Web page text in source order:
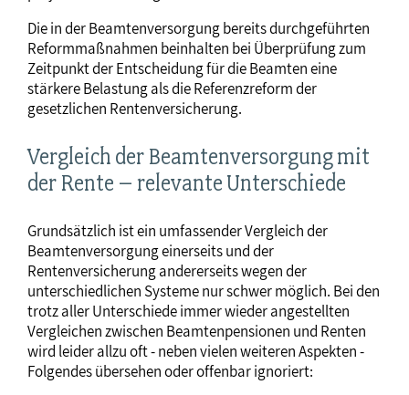
Die in der Beamtenversorgung bereits durchgeführten
Reformmaßnahmen beinhalten bei Überprüfung zum
Zeitpunkt der Entscheidung für die Beamten eine
stärkere Belastung als die Referenzreform der
gesetzlichen Rentenversicherung.
Vergleich der Beamtenversorgung mit
der Rente – relevante Unterschiede
Grundsätzlich ist ein umfassender Vergleich der
Beamtenversorgung einerseits und der
Rentenversicherung andererseits wegen der
unterschiedlichen Systeme nur schwer möglich. Bei den
trotz aller Unterschiede immer wieder angestellten
Vergleichen zwischen Beamtenpensionen und Renten
wird leider allzu oft - neben vielen weiteren Aspekten -
Folgendes übersehen oder offenbar ignoriert: